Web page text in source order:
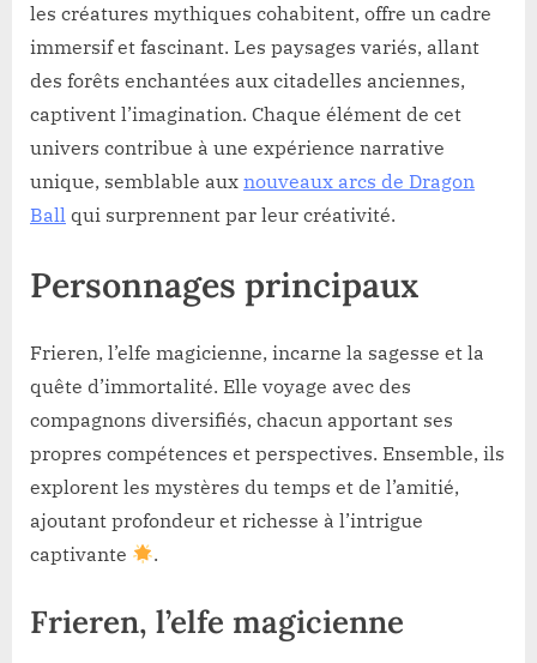
les créatures mythiques cohabitent, offre un cadre
immersif et fascinant. Les paysages variés, allant
des forêts enchantées aux citadelles anciennes,
captivent l’imagination. Chaque élément de cet
univers contribue à une expérience narrative
unique, semblable aux nouveaux arcs de Dragon
Ball qui surprennent par leur créativité.
Personnages principaux
Frieren, l’elfe magicienne, incarne la sagesse et la
quête d’immortalité. Elle voyage avec des
compagnons diversifiés, chacun apportant ses
propres compétences et perspectives. Ensemble, ils
explorent les mystères du temps et de l’amitié,
ajoutant profondeur et richesse à l’intrigue
captivante
.
Frieren, l’elfe magicienne